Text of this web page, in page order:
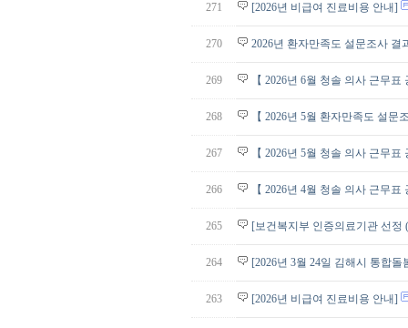
271 [2026년 비급여 진료비용 안내]
270 2026년 환자만족도 설문조사 결
269 【 2026년 6월 청솔 의사 근무표
268 【 2026년 5월 환자만족도 설문
267 【 2026년 5월 청솔 의사 근무표
266 【 2026년 4월 청솔 의사 근무표
265 [보건복지부 인증의료기관 선정
264 [2026년 3월 24일 김해시 통합
263 [2026년 비급여 진료비용 안내]